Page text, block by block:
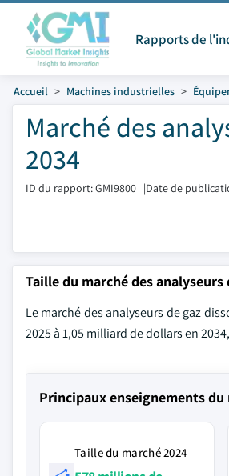
Rapports de
Accueil Machines industrielles
Marché des
2034
ID du rapport: GMI9800 |Date de
Taille du marché des analyseurs
Le marché des analyseurs de gaz
2025 à 1,05 milliard de dollars en
Principaux enseignements du
Taille du marché 2024